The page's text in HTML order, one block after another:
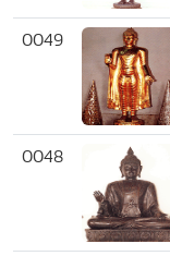
0049
0048